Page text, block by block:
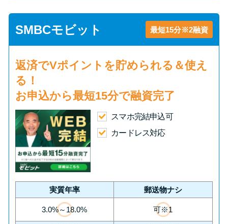
SMBCモビット 最短15分※2融資
返済でVポイント を貯められる＆使え
る！
お申込から最短15分で融資完了
スマホ完結申込可
カードレス対応
実質年率 郵送物ナシ
3.0%～18.0% 可※1